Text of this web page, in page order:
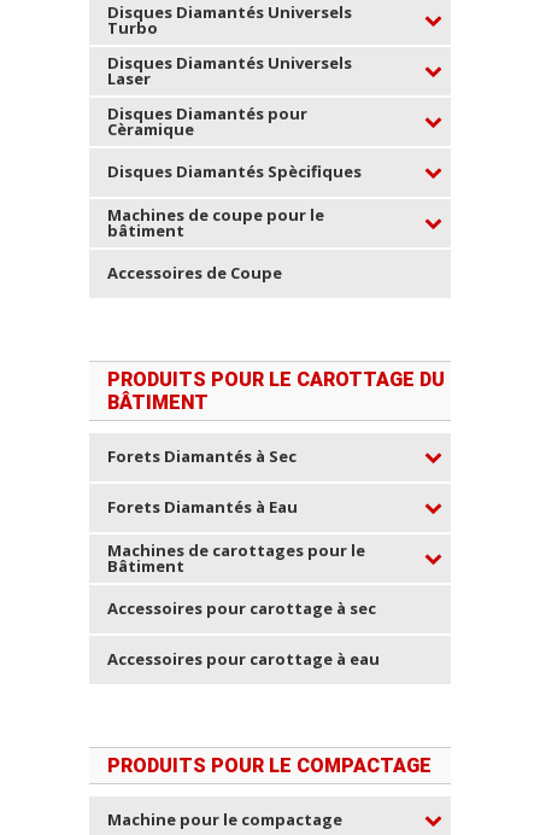
Disques Diamantés Universels
Turbo
Disques Diamantés Universels
Laser
Disques Diamantés pour
Cèramique
Disques Diamantés Spècifiques
Machines de coupe pour le
bâtiment
Accessoires de Coupe
PRODUITS POUR LE CAROTTAGE DU
BÂTIMENT
Forets Diamantés à Sec
Forets Diamantés à Eau
Machines de carottages pour le
Bâtiment
Accessoires pour carottage à sec
Accessoires pour carottage à eau
PRODUITS POUR LE COMPACTAGE
Machine pour le compactage